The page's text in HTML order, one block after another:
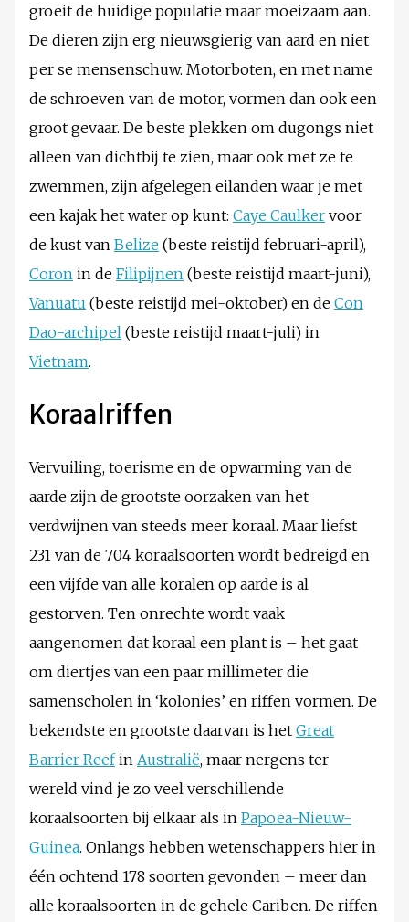
groeit de huidige populatie maar moeizaam aan.
De dieren zijn erg nieuwsgierig van aard en niet
per se mensenschuw. Motorboten, en met name
de schroeven van de motor, vormen dan ook een
groot gevaar. De beste plekken om dugongs niet
alleen van dichtbij te zien, maar ook met ze te
zwemmen, zijn afgelegen eilanden waar je met
een kajak het water op kunt: Caye Caulker voor
de kust van Belize (beste reistijd februari-april),
Coron in de Filipijnen (beste reistijd maart-juni),
Vanuatu (beste reistijd mei-oktober) en de Con
Dao-archipel (beste reistijd maart-juli) in
Vietnam.
Koraalriffen
Vervuiling, toerisme en de opwarming van de
aarde zijn de grootste oorzaken van het
verdwijnen van steeds meer koraal. Maar liefst
231 van de 704 koraalsoorten wordt bedreigd en
een vijfde van alle koralen op aarde is al
gestorven. Ten onrechte wordt vaak
aangenomen dat koraal een plant is – het gaat
om diertjes van een paar millimeter die
samenscholen in ‘kolonies’ en riffen vormen. De
bekendste en grootste daarvan is het Great
Barrier Reefin Australië, maar nergens ter
wereld vind je zo veel verschillende
koraalsoorten bij elkaar als in Papoea-Nieuw-
Guinea. Onlangs hebben wetenschappers hier in
één ochtend 178 soorten gevonden – meer dan
alle koraalsoorten in de gehele Cariben. De riffen